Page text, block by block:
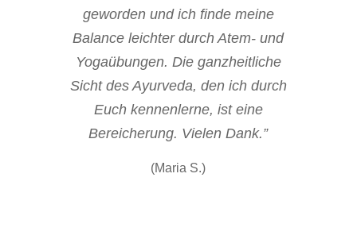
geworden und ich finde meine
Balance leichter durch Atem- und
Yogaübungen. Die ganzheitliche
Sicht des Ayurveda, den ich durch
Euch kennenlerne, ist eine
Bereicherung. Vielen Dank.”
(Maria S.)